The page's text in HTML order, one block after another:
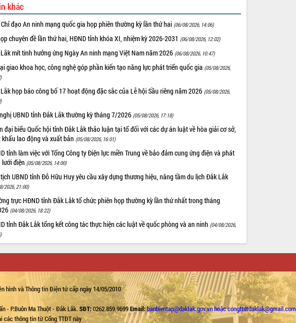
khác
đạo An ninh mạng quốc gia họp phiên thường kỳ lần thứ hai (06/08/2026, 14:06)
chuyên đề lần thứ hai, HĐND tỉnh khóa XI, nhiệm kỳ 2026-2031 (06/08/2026, 12:02)
mít tinh hưởng ứng Ngày An ninh mạng Việt Nam năm 2026 (06/08/2026, 10:47)
giao khoa học, công nghệ góp phần kiến tạo năng lực phát triển quốc gia (05/08/2026,
họp báo công bố 17 hoạt động đặc sắc của Lễ hội Sầu riêng năm 2026 (05/08/2026,
UBND tỉnh Đắk Lắk thường kỳ tháng 7/2026 (05/08/2026, 17:18)
đại biểu Quốc hội tỉnh Đắk Lắk thảo luận tại tổ đối với các dự án luật về hòa giải cơ sở,
khẩu lao động và xuất bản (05/08/2026, 16:01)
tỉnh làm việc với Tổng Công ty Điện lực miền Trung về bảo đảm cung ứng điện và phát
lưới điện (05/08/2026, 14:00)
UBND tỉnh Đỗ Hữu Huy yêu cầu xây dựng thương hiệu, nâng tầm du lịch Đắk Lắk
2026, 21:00)
trực HĐND tỉnh Đắk Lắk tổ chức phiên họp thường kỳ lần thứ nhất trong tháng
(04/08/2026, 18:22)
tỉnh Đắk Lắk tổng kết công tác thực hiện các luật về quốc phòng và an ninh (04/08/2026,
hình và Thông tin Điện tử cấp ngày 14/05/2010
- P.Buôn Ma Thuột - Đắk Lắk.SĐT:0262.859.9699Email:banbientap@daklak.gov.vn hoặc congttdtdaklak@gmail.com
các thông tin từ Cổng TTĐT này